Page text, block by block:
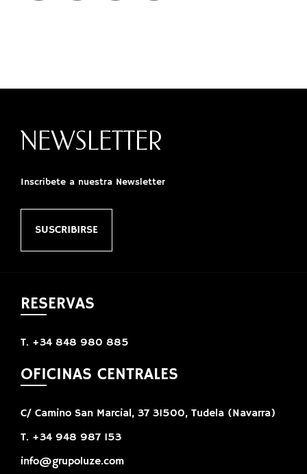
NEWSLETTER
Inscríbete a nuestra Newsletter
SUSCRIBIRSE
RESERVAS
T. +34 848 980 885
OFICINAS CENTRALES
C/ Camino San Marcial, 37 31500, Tudela (Navarra)
T. +34 948 987 153
info@grupoluze.com